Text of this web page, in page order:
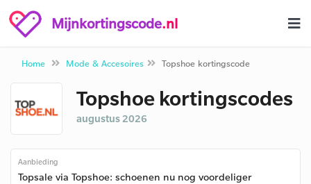
Mijnkortingscode.nl
Home Mode & Accesoires Topshoe kortingscode
Topshoe kortingscodes
augustus 2026
Aanbieding
Topsale via Topshoe: schoenen nu nog voordeliger